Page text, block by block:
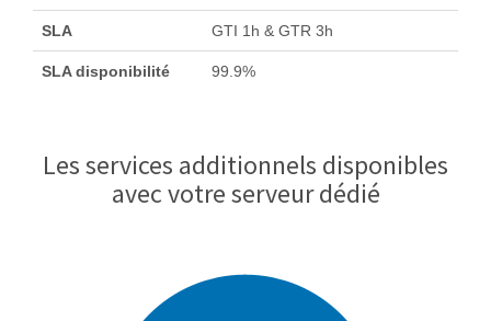
SLA GTI 1h & GTR 3h
SLA disponibilité 99.9%
Les services additionnels disponibles
avec votre serveur dédié